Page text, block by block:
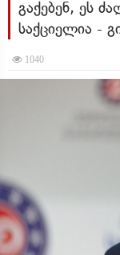
გაქებენ, ეს
საქციელია -
1040